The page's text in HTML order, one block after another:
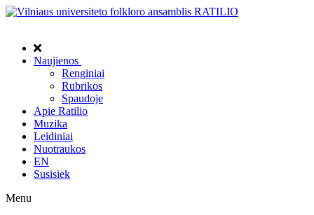
Naujienos
Renginiai
Rubrikos
Spaudoje
Apie Ratilio
Muzika
Leidiniai
Nuotraukos
EN
Susisiek
Menu